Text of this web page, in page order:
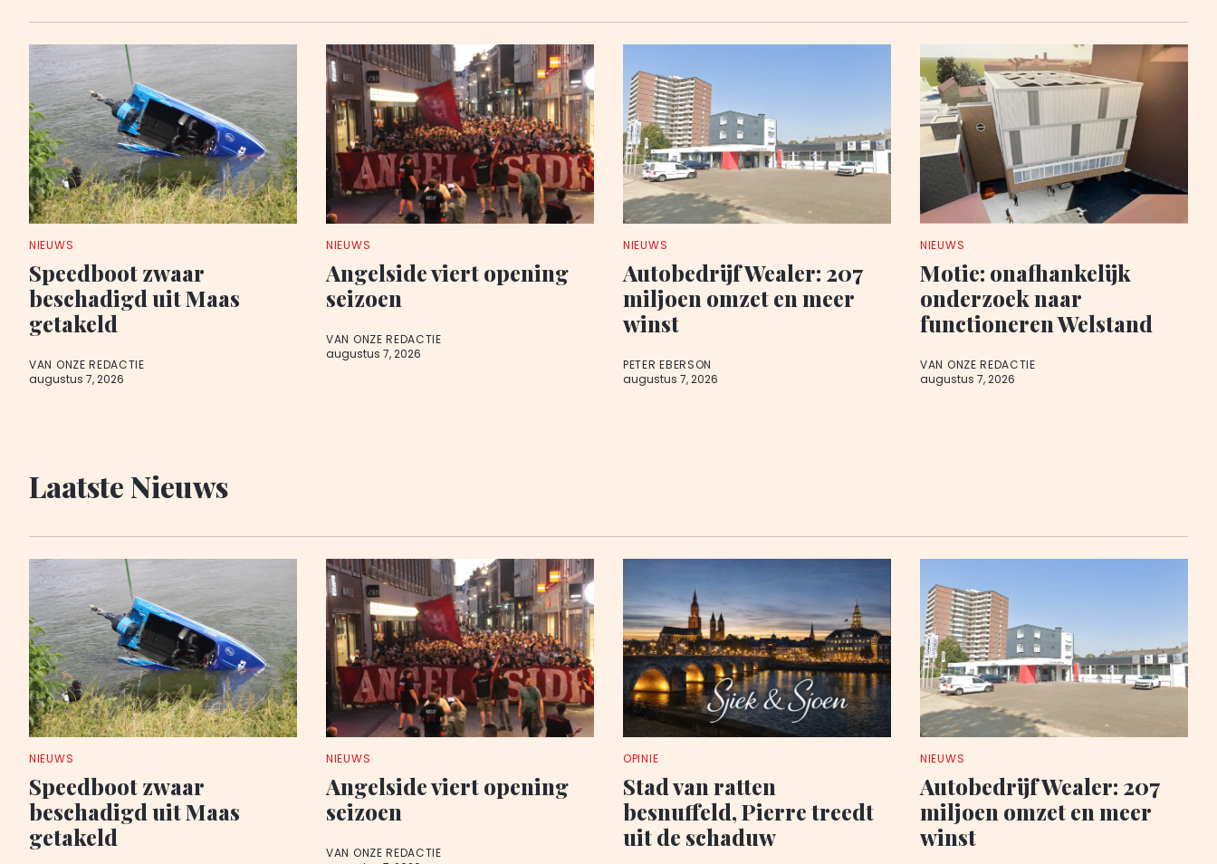
NIEUWS
Speedboot zwaar
beschadigd uit Maas
getakeld
VAN ONZE REDACTIE
augustus 7, 2026
NIEUWS
Angelside viert opening
seizoen
VAN ONZE REDACTIE
augustus 7, 2026
NIEUWS
Autobedrijf Wealer: 207
miljoen omzet en meer
winst
PETER EBERSON
augustus 7, 2026
NIEUWS
Motie: onafhankelijk
onderzoek naar
functioneren Welstand
VAN ONZE REDACTIE
augustus 7, 2026
Laatste Nieuws
NIEUWS
Speedboot zwaar
beschadigd uit Maas
getakeld
NIEUWS
Angelside viert opening
seizoen
VAN ONZE REDACTIE
OPINIE
Stad van ratten
besnuffeld, Pierre treedt
uit de schaduw
NIEUWS
Autobedrijf Wealer: 207
miljoen omzet en meer
winst